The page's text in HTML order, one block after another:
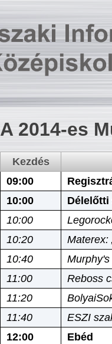
A 2014-es
Kezdés
09:00
10:00
Délelőtti
10:00
10:20
Materex:
10:40
11:00
Reboss
11:20
11:40
ESZI
12:00
Ebéd